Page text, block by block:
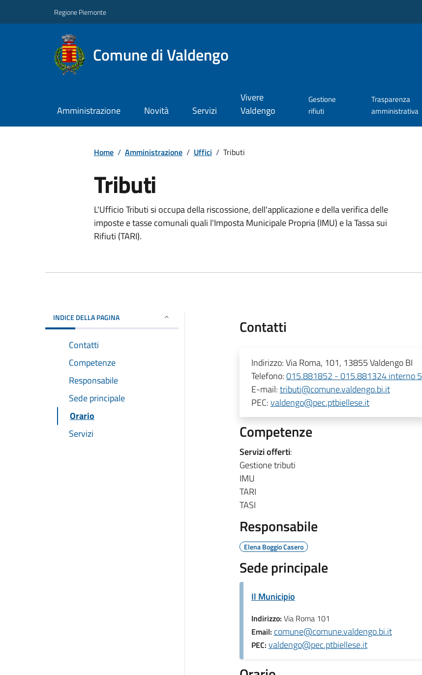
Regione Piemonte
Comune di Valdengo
Amministrazione Novità Servizi
Vivere
Valdengo
Gestione
rifiuti
Trasparenza
amministrativa
Home / Amministrazione / Uffici / Tributi
Tributi
L'Ufficio Tributi si occupa della riscossione, dell'applicazione e della verifica delle
imposte e tasse comunali quali l'Imposta Municipale Propria (IMU) e la Tassa sui
Rifiuti (TARI).
INDICE DELLA PAGINA
Contatti
Competenze
Responsabile
Sede principale
Orario
Servizi
Contatti
Indirizzo:Via Roma, 101, 13855 Valdengo BI
Telefono:015.881852 - 015.881324 interno 5
E-mail:tributi@comune.valdengo.bi.it
PEC:valdengo@pec.ptbiellese.it
Competenze
Servizi offerti:
Gestione tributi
IMU
TARI
TASI
Responsabile
Elena Boggio Casero
Sede principale
Il Municipio
Indirizzo: Via Roma 101
Email: comune@comune.valdengo.bi.it
PEC: valdengo@pec.ptbiellese.it